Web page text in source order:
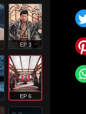
EP 3
EP 6